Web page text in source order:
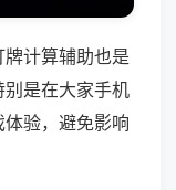
计算辅助也是
是在大家手机
验，避免影响